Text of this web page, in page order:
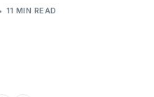
11 MIN READ